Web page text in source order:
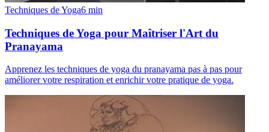
Techniques de Yoga6 min
Techniques de Yoga pour Maîtriser l'Art du
Pranayama
Apprenez les techniques de yoga du pranayama pas à pas pour
améliorer votre respiration et enrichir votre pratique de yoga.